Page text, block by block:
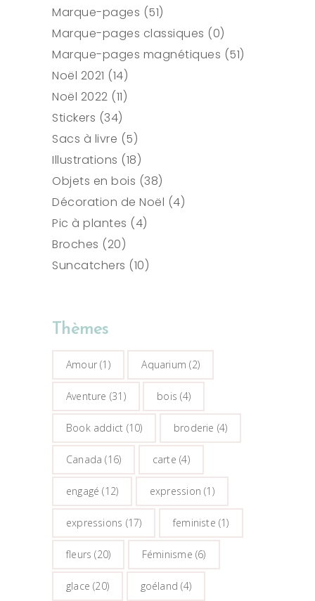
produits
Marque-pages 5151
produits
Marque-pages classiques 00
produit
Marque-pages magnétiques 5151
Noël 2021 1414
produits
Noël 2022 1111
Stickers 3434
produits
Sacs à livre 55
produits
Illustrations 1818
produits
Objets en bois 3838
produits
Décoration de Noël 44
Pic à plantes 44
Broches 2020
produits
Suncatchers 1010
Thèmes
Amour (1) Aquarium (2)
Aventure (31) bois (4)
Book addict (10) broderie (4)
Canada (16) carte (4)
engagé (12) expression (1)
expressions (17) feministe (1)
fleurs (20) Féminisme (6)
glace (20) goéland (4)